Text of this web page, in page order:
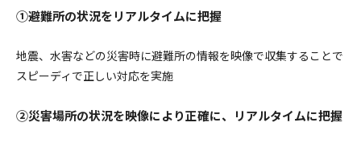
①避難所の状況をリアルタイムに把握
地震、水害などの災害時に避難所の情報を映像で収集することで
スピーディで正しい対応を実施
②災害場所の状況を映像により正確に、リアルタイムに把握